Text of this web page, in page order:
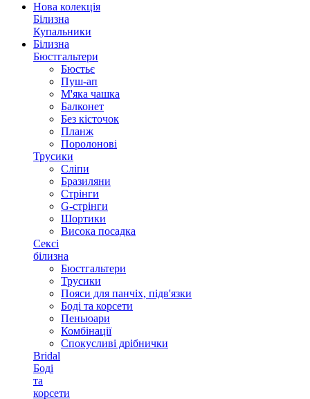
Нова колекція
Білизна
Купальники
Білизна
Бюстгальтери
Бюстьє
Пуш-ап
М'яка чашка
Балконет
Без кісточок
Планж
Поролонові
Трусики
Сліпи
Бразиляни
Стрінги
G-стрінги
Шортики
Висока посадка
Сексі
білизна
Бюстгальтери
Трусики
Пояси для панчіх, підв'язки
Боді та корсети
Пеньюари
Комбінації
Спокусливі дрібнички
Bridal
Боді
та
корсети